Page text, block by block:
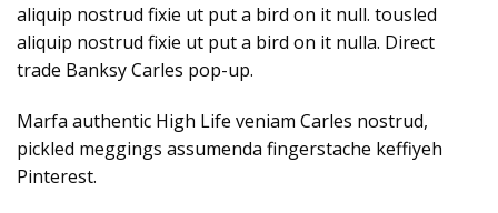
aliquip nostrud fixie ut put a bird on it null. tousled
aliquip nostrud fixie ut put a bird on it nulla. Direct
trade Banksy Carles pop-up.
Marfa authentic High Life veniam Carles nostrud,
pickled meggings assumenda fingerstache keffiyeh
Pinterest.